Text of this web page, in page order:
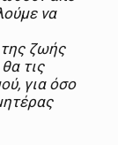
να
της ζωής
τις
για όσο